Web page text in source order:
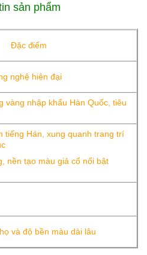
sản phẩm
Đặc điểm
nghệ hiện đại
vàng nhập khẩu Hàn Quốc, tiêu
tiếng Hán, xung quanh trang trí
nền tạo màu giả cổ nổi bật
và độ bền màu dài lâu